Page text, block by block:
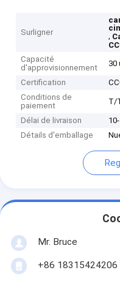
Surligner
,
Capacité
d'approvisionnement
30
Certification
Conditions de
paiement
T/
Délai de livraison
Détails d'emballage
Mr. Bruce
+86 18315424206